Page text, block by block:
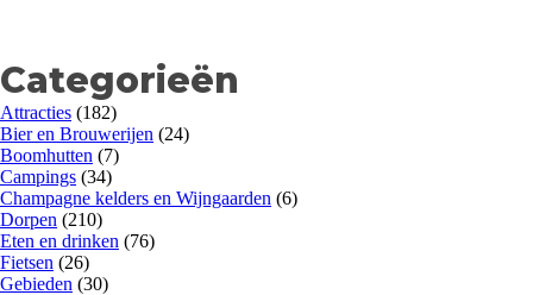
Categorieën
Attracties (182)
Bier en Brouwerijen (24)
Boomhutten (7)
Campings (34)
Champagne kelders en Wijngaarden (6)
Dorpen (210)
Eten en drinken (76)
Fietsen (26)
Gebieden (30)